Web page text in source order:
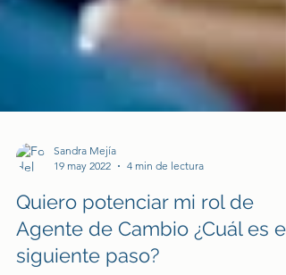
19 may 2022
4 min de lectura
Quiero potenciar mi rol de
Agente de Cambio ¿Cuál es el